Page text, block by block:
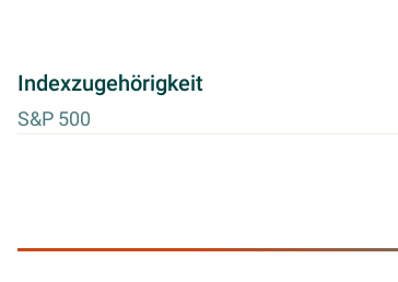
Indexzugehörigkeit
S&P 500